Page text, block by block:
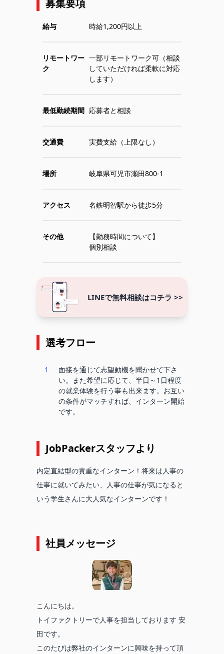
募集要項
給与 時給1,200円以上
リモートワー
ク
一部リモートワーク可（相談
していただければ柔軟に対応
します）
最低勤続期間 応募者と相談
交通費 実費支給（上限なし）
場所 岐阜県可児市瀬田800-1
アクセス 名鉄明智駅から徒歩5分
その他
【勤務時間について】
個別相談
LINEで無料相談はコチラ >>
選考フロー
1
面接を通じて志望動機を聞かせて下さ
い。また希望に応じて、半日～1日程度
の就業体験を行う事も出来ます。お互い
の条件がマッチすれば、インターン開始
です。
JobPackerスタッフより
内定直結型の貴重なインターン！将来は人事の
仕事に就いてみたい、人事の仕事が気になると
いう学生さんに大人気なインターンです！
社員メッセージ
こんにちは。
トイファクトリーで人事を担当しております 安
田です。
このたびは弊社のインターンに興味を持って頂